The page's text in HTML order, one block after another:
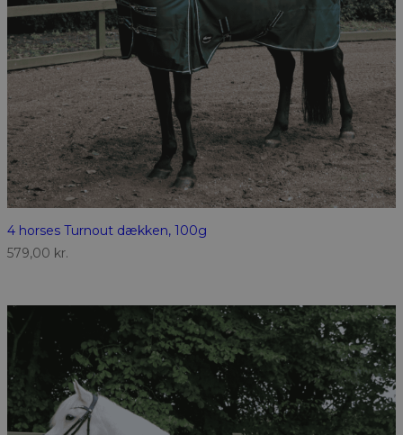
4 horses Turnout dækken, 100g
579,00 kr.